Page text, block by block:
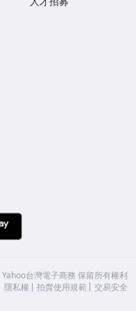
Yahoo台灣電子商務 保留所有權利
隱私權 拍賣使用規範 交易安全